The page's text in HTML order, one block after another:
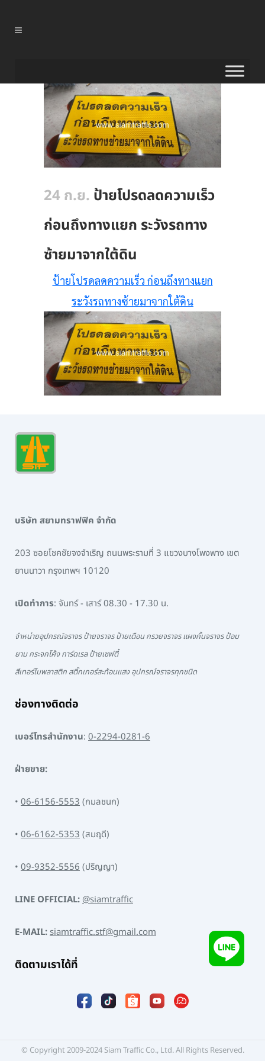
24 ก.ย. ป้ายโปรดลดความเร็ว
ก่อนถึงทางแยก ระวังรถทาง
ซ้ายมาจากใต้ดิน
ป้ายโปรดลดความเร็ว ก่อนถึงทางแยก
ระวังรถทางซ้ายมาจากใต้ดิน
บริษัท สยามทราฟฟิค จำกัด
203 ซอยโชคชัยจงจำเริญ ถนนพระรามที่ 3 แขวงบางโพงพาง เขต
ยานนาวา กรุงเทพฯ 10120
เปิดทำการ: จันทร์ - เสาร์ 08.30 - 17.30 น.
จำหน่ายอุปกรณ์จราจร ป้ายจราจร ป้ายเตือน กรวยจราจร แผงกั้นจราจร ป้อม
ยาม กระจกโค้ง การ์ดเรล ป้ายเซฟตี้
สีเทอร์โมพลาสติก สติ๊กเกอร์สะท้อนแสง อุปกรณ์จราจรทุกชนิด
ช่องทางติดต่อ
เบอร์โทรสำนักงาน: 0-2294-0281-6
ฝ่ายขาย:
• 06-6156-5553(กมลชนก)
• 06-6162-5353(สมฤดี)
• 09-9352-5556(ปริญญา)
LINE OFFICIAL:@siamtraffic
E-MAIL:siamtraffic.stf@gmail.com
ติดตามเราได้ที่
© Copyright 2009-2024 Siam Traffic Co., Ltd. All Rights Reserved.